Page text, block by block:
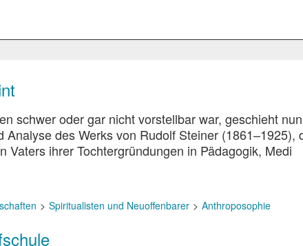
schwer oder gar nicht vorstellbar war, geschieht
des Werks von Rudolf Steiner (1861–1925),
ihrer Tochtergründungen in Pädagogik, Medi
Spiritualisten und Neuoffenbarer Anthroposophie